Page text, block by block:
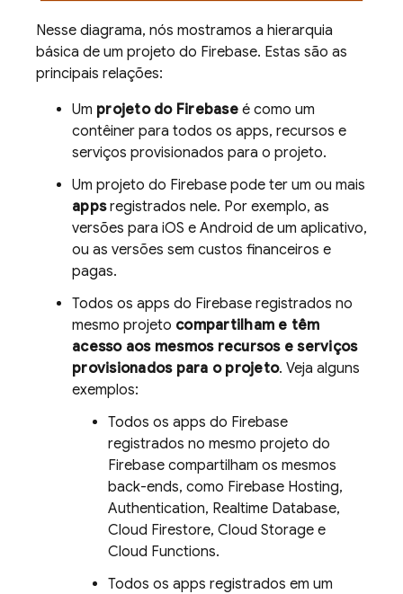
Nesse diagrama, nós mostramos a hierarquia
básica de um projeto do Firebase. Estas são as
principais relações:
Um projeto do Firebaseé como um
contêiner para todos os apps, recursos e
serviços provisionados para o projeto.
Um projeto do Firebase pode ter um ou mais
appsregistrados nele. Por exemplo, as
versões para iOS e Android de um aplicativo,
ou as versões sem custos financeiros e
pagas.
Todos os apps do Firebase registrados no
mesmo projeto compartilham e têm
acesso aos mesmos recursos e serviços
provisionados para o projeto. Veja alguns
exemplos:
Todos os apps do Firebase
registrados no mesmo projeto do
Firebase compartilham os mesmos
back-ends, como Firebase Hosting,
Authentication, Realtime Database,
Cloud Firestore, Cloud Storage e
Cloud Functions.
Todos os apps registrados em um